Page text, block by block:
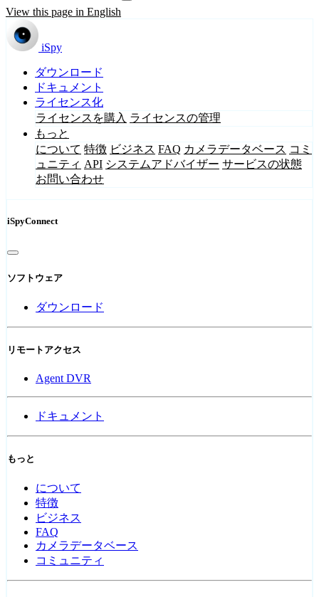
View this page in English
iSpy
ダウンロード
ドキュメント
ライセンス化
ライセンスを購入 ライセンスの管理
もっと
について 特徴 ビジネス FAQ カメラデータベース コミ
ュニティ API システムアドバイザー サービスの状態
お問い合わせ
iSpyConnect
ソフトウェア
ダウンロード
リモートアクセス
Agent DVR
ドキュメント
もっと
について
特徴
ビジネス
FAQ
カメラデータベース
コミュニティ